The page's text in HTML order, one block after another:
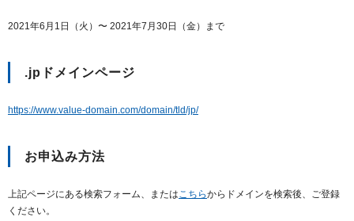
2021年6月1日（火）〜 2021年7月30日（金）まで
.jpドメインページ
https://www.value-domain.com/domain/tld/jp/
お申込み方法
上記ページにある検索フォーム、またはこちらからドメインを検索後、ご登録
ください。